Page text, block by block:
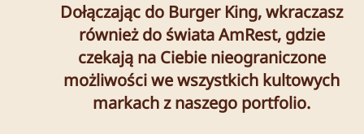
Dołączając do Burger King, wkraczasz
również do świata AmRest, gdzie
czekają na Ciebie nieograniczone
możliwości we wszystkich kultowych
markach z naszego portfolio.